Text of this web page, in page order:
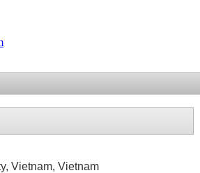
Vietnam, Vietnam